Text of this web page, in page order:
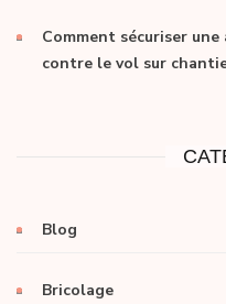
Comment sécuriser
contre le vol sur
Blog
Bricolage